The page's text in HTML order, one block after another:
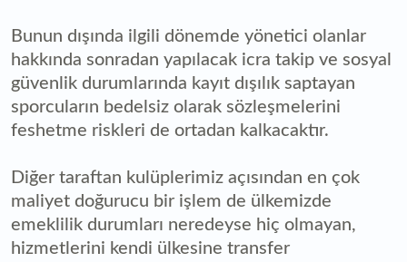
Bunun dışında ilgili dönemde yönetici olanlar
hakkında sonradan yapılacak icra takip ve sosyal
güvenlik durumlarında kayıt dışılık saptayan
sporcuların bedelsiz olarak sözleşmelerini
feshetme riskleri de ortadan kalkacaktır.
Diğer taraftan kulüplerimiz açısından en çok
maliyet doğurucu bir işlem de ülkemizde
emeklilik durumları neredeyse hiç olmayan,
hizmetlerini kendi ülkesine transfer